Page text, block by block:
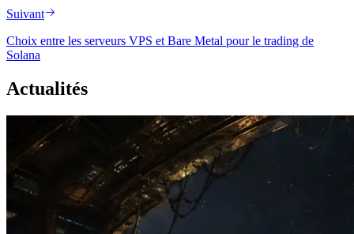
Suivant
Choix entre les serveurs VPS et Bare Metal pour le trading de
Solana
Actualités